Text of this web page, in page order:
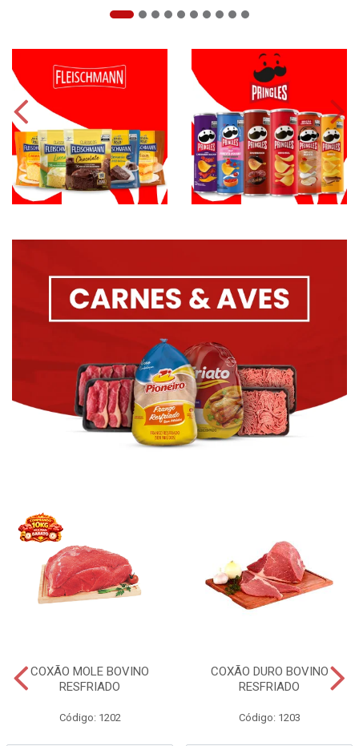
COXÃO MOLE BOVINO
RESFRIADO
Código: 1202
COXÃO DURO BOVINO
RESFRIADO
Código: 1203